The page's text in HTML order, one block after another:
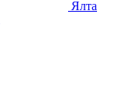
Ялта